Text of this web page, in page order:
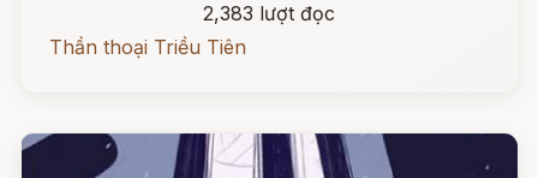
2,383 lượt đọc
Thần thoại Triều Tiên